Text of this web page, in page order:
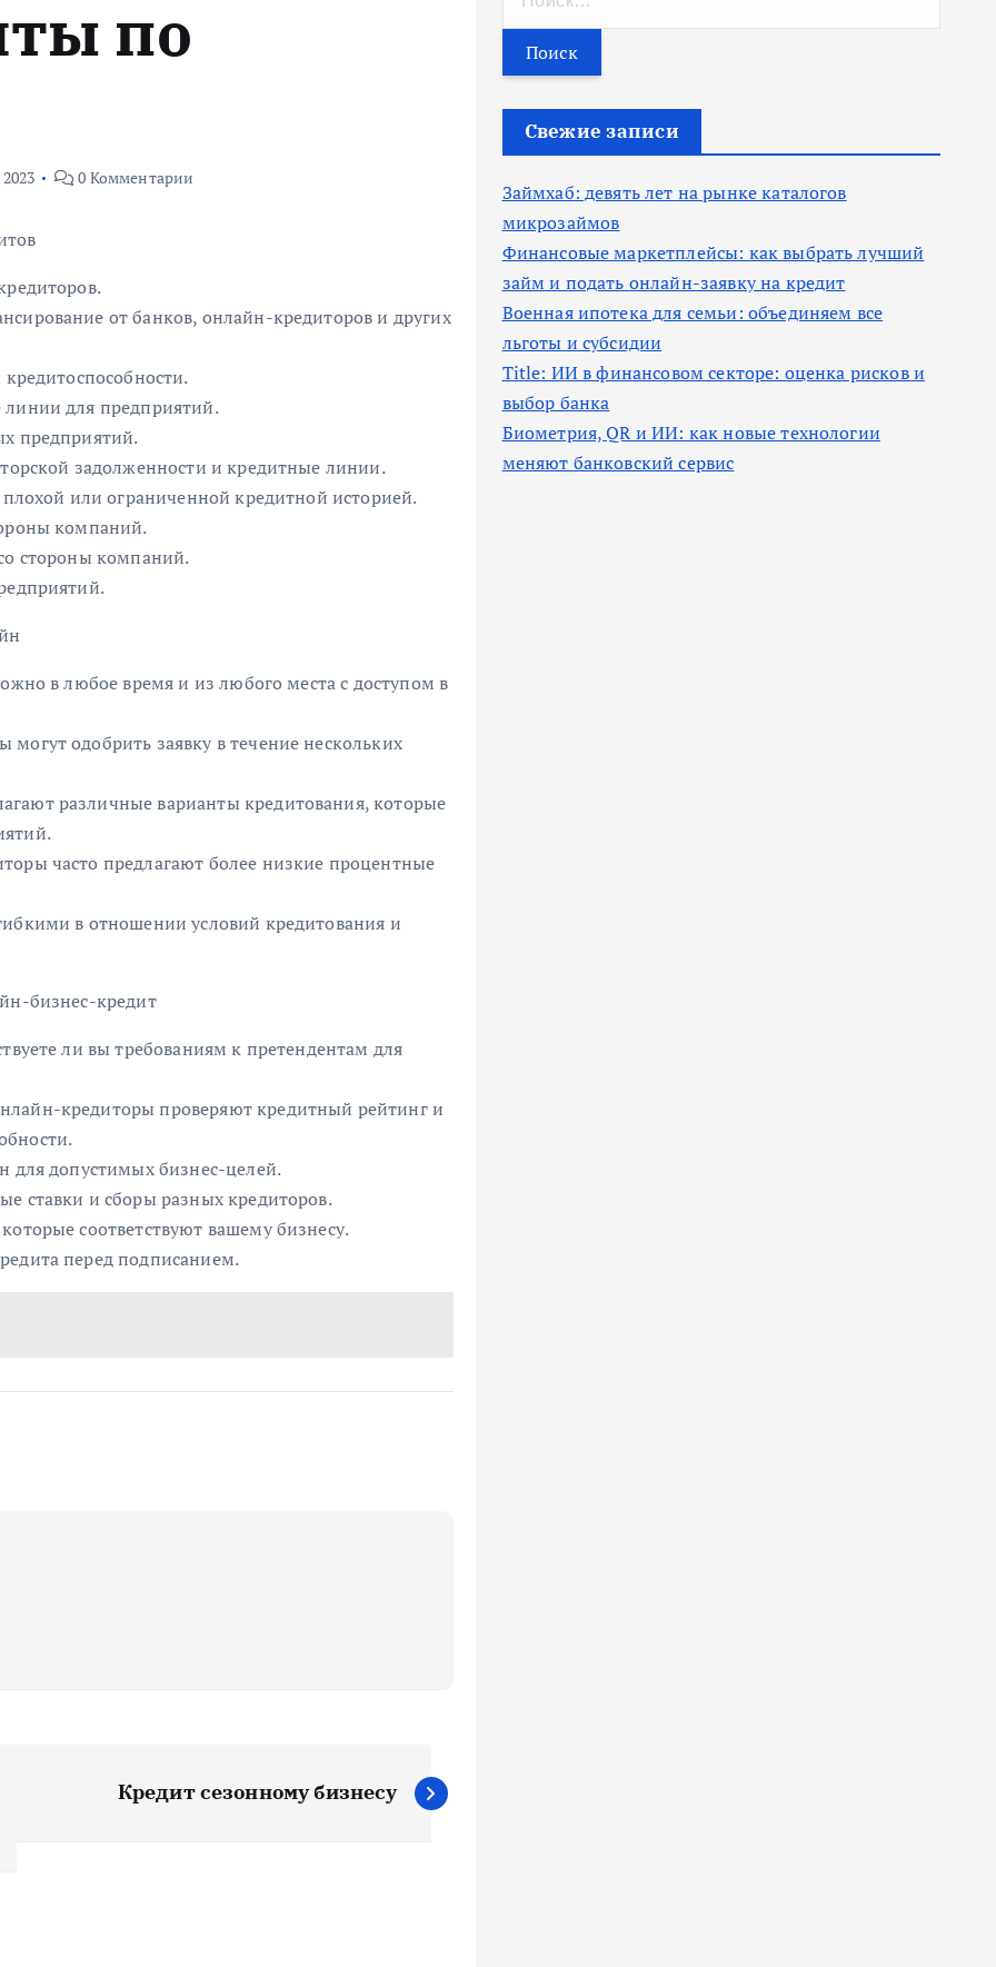
по
0 Комментарии
от банков, онлайн-кредиторов и других
линии для предприятий.
предприятий.
задолженности и кредитные линии.
или ограниченной кредитной историей.
компаний.
стороны компаний.
в любое время и из любого места с доступом в
одобрить заявку в течение нескольких
различные варианты кредитования, которые
часто предлагают более низкие процентные
в отношении условий кредитования и
бизнес-кредит
ли вы требованиям к претендентам для
кредиторы проверяют кредитный рейтинг и
для допустимых бизнес-целей.
ставки и сборы разных кредиторов.
соответствуют вашему бизнесу.
перед подписанием.
Кредит сезонному бизнесу
т
и
Свежие записи
Займхаб: девять лет на рынке каталогов
микрозаймов
Финансовые маркетплейсы: как выбрать лучший
займ и подать онлайн-заявку на кредит
Военная ипотека для семьи: объединяем все
льготы и субсидии
Title: ИИ в финансовом секторе: оценка рисков и
выбор банка
Биометрия, QR и ИИ: как новые технологии
меняют банковский сервис